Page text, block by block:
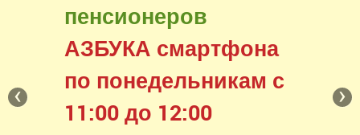
к фондам российских
библиотек
в нашем читальном зале
АФИША НА МЕСЯЦ
пенсионеров
АЗБУКА смартфона
по понедельникам с
11:00 до 12:00
ДЛЯ ПОЛЬЗОВАТЕЛЕЙ
С ОГРАНИЧЕНИЕМ
ЖИЗНЕДЕЯТЕЛЬНОСТИ
АФИША НА МЕСЯЦ
›
‹